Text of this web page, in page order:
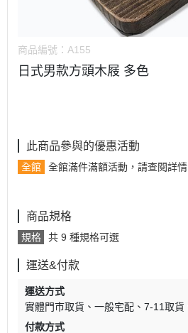
商品編號： A155
日式男款方頭木屐 多色
此商品參與的優惠活動
全館 全館滿件滿額活動，請查閱詳情
商品規格
規格 共 9 種規格可選
運送&付款
運送方式
實體門市取貨
一般宅配 7-11取貨
付款方式